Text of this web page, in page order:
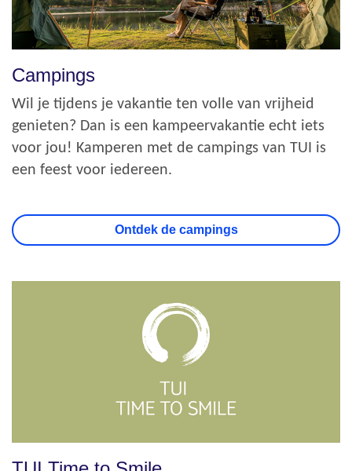
Campings
Wil je tijdens je vakantie ten volle van vrijheid
genieten? Dan is een kampeervakantie echt iets
voor jou! Kamperen met de campings van TUI is
een feest voor iedereen.
Ontdek de campings